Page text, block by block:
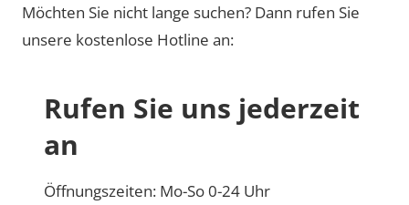
Möchten Sie nicht lange suchen? Dann rufen Sie
unsere kostenlose Hotline an:
Rufen Sie uns jederzeit
an
Öffnungszeiten: Mo-So 0-24 Uhr